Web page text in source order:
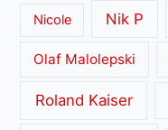
Nicole Nik P
Olaf Malolepski
Roland Kaiser